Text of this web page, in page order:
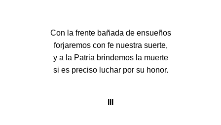
Con la frente bañada de ensueños
forjaremos con fe nuestra suerte,
y a la Patria brindemos la muerte
si es preciso luchar por su honor.